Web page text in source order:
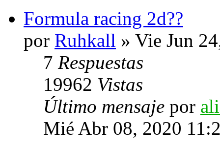
Formula racing 2d??
por Ruhkall » Vie Jun
7 Respuestas
19962 Vistas
Último mensaje por
Mié Abr 08, 2020